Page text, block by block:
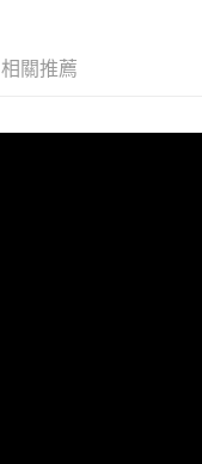
相關推薦